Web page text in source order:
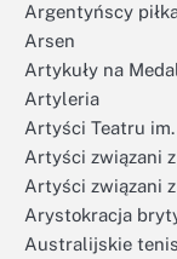
Argentyńscy
Arsen
Artykuły na Medal
Artyleria
Artyści Teatru
Artyści związani
Artyści związani
Arystokracja
Australijskie